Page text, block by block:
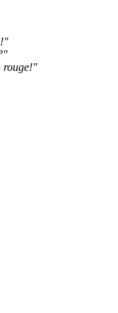
rouge!"